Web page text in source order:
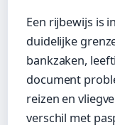
Een rijbewijs is
duidelijke
bankzaken,
document
reizen en
verschil met